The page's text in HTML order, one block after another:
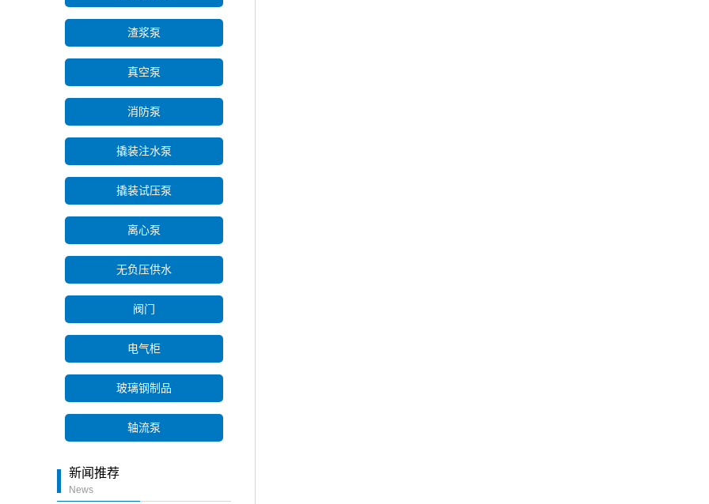
渣浆泵
真空泵
消防泵
撬装注水泵
撬装试压泵
离心泵
无负压供水
阀门
电气柜
玻璃钢制品
轴流泵
新闻推荐
News